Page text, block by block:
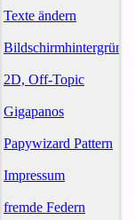
Texte ändern
Bildschirmhintergründe
2D, Off-Topic
Gigapanos
Papywizard Pattern
Impressum
fremde Federn